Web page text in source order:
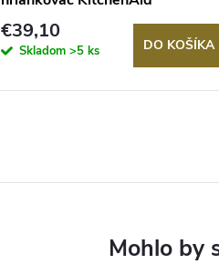
€39,10
Skladom >5 ks DO KOŠÍKA